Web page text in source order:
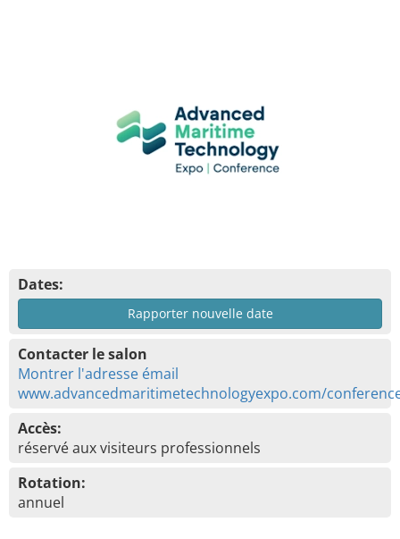
Dates:
Rapporter nouvelle date
Contacter le salon
Montrer l'adresse émail
www.advancedmaritimetechnologyexpo.com/
Accès:
réservé aux visiteurs professionnels
Rotation:
annuel